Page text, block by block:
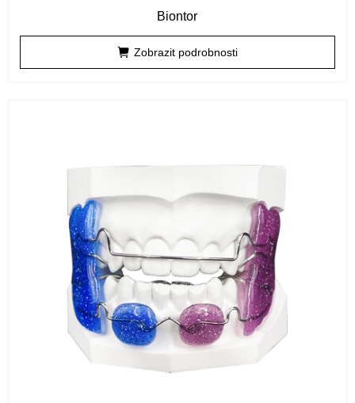
Biontor
Zobrazit podrobnosti